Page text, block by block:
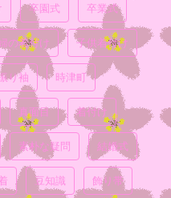
卒園式 卒業式
の着付け 子供着付け
り袖 時津町
真面目 着付け
素朴な疑問 結婚式
豆知識 飾り帯